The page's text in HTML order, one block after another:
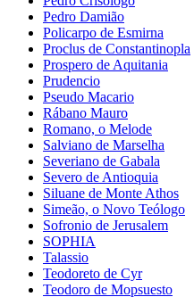
Pedro Damião
Policarpo de Esmirna
Proclus de Constantinopla
Prospero de Aquitania
Prudencio
Pseudo Macario
Rábano Mauro
Romano, o Melode
Salviano de Marselha
Severiano de Gabala
Severo de Antioquia
Siluane de Monte Athos
Simeão, o Novo Teólogo
Sofronio de Jerusalem
SOPHIA
Talassio
Teodoreto de Cyr
Teodoro de Mopsuesto